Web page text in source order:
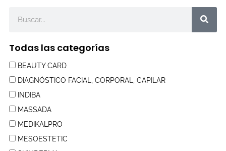
Todas las categorías
BEAUTY CARD
DIAGNÓSTICO FACIAL, CORPORAL, CAPILAR
INDIBA
MASSADA
MEDIKALPRO
MESOESTETIC